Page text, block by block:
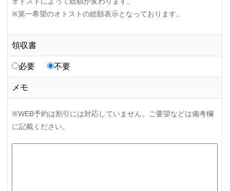
※第一希望のオトストの総額表示となっております。
領収書
必要 不要
メモ
※WEB予約は割引には対応していません。ご要望などは備考欄
に記載ください。